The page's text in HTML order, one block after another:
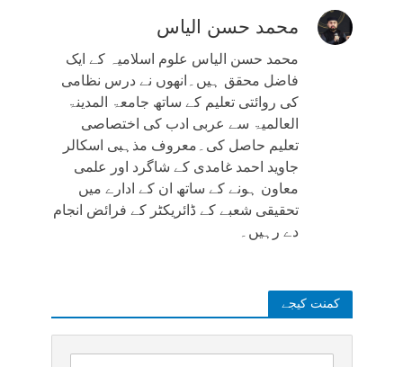
محمد حسن الیاس
محمد حسن الیاس علوم اسلامیہ کے ایک
فاضل محقق ہیں۔انھوں نے درس نظامی
کی روائتی تعلیم کے ساتھ جامعۃ المدینۃ
العالمیۃ سے عربی ادب کی اختصاصی
تعلیم حاصل کی۔معروف مذہبی اسکالر
جاوید احمد غامدی کے شاگرد اور علمی
معاون ہونے کے ساتھ ان کے ادارے میں
تحقیقی شعبے کے ڈائریکٹر کے فرائض انجام
دے رہیں۔
کمنت کیجے